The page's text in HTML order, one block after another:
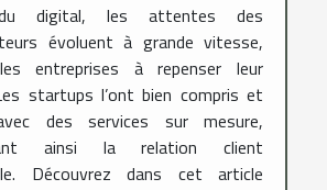
digital, les attentes des
évoluent à grande vitesse,
entreprises à repenser leur
startups l’ont bien compris et
des services sur mesure,
ainsi la relation client
Découvrez dans cet article